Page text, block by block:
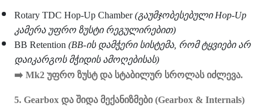
Rotary TDC Hop-Up Chamber(გაუმჯობესებული Hop-Up
კამერა უფრო ზუსტი რეგულირებით)
BB Retention (BB-ის დამჭერი სისტემა, რომ ტყვიები არ
დაიკარგოს მჭიდის ამოღებისას)
➡ ️ Mk2 უფრო ზუსტ და სტაბილურ სროლას იძლევა.
5. Gearbox და შიდა მექანიზმები (Gearbox & Internals)